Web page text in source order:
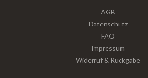
AGB
Datenschutz
FAQ
Impressum
Widerruf & Rückgabe